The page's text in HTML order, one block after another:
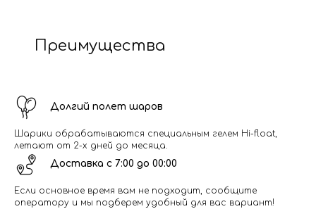
Преимущества
Долгий полет шаров
Шарики обрабатываются специальным гелем Hi-float,
летают от 2-х дней до месяца.
Доставка с 7:00 до 00:00
Если основное время вам не подходит, сообщите
оператору и мы подберем удобный для вас вариант!